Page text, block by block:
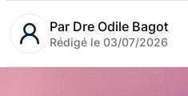
Par Dre Odile Bagot
Rédigé le 03/07/2026